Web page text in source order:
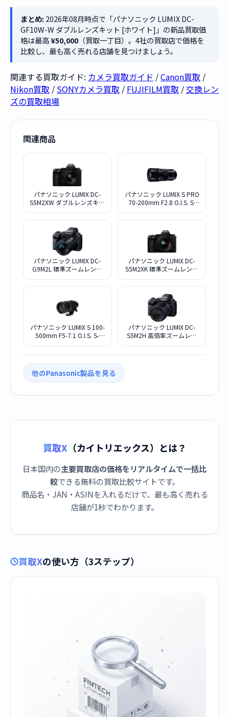
まとめ:2026年08月時点で「パナソニック LUMIX DC-
GF10W-W ダブルレンズキット [ホワイト]」の新品買取価
格は最高¥50,000（買取一丁目）。4社の買取店で価格を
比較し、最も高く売れる店舗を見つけましょう。
関連する買取ガイド: カメラ買取ガイド /Canon買取 /
Nikon買取 / SONYカメラ買取 / FUJIFILM買取 /交換レン
ズの買取相場
関連商品
パナソニック LUMIX DC-
S5M2XW ダブルレンズキッ
パナソニック LUMIX S PRO
70-200mm F2.8 O.I.S. S-
パナソニック LUMIX DC-
G9M2L 標準ズームレンズ
パナソニック LUMIX DC-
S5M2XK 標準ズームレンズ
パナソニック LUMIX S 100-
500mm F5-7.1 O.I.S. S-
パナソニック LUMIX DC-
S5M2H 高倍率ズームレン
他のPanasonic製品を見る
買取X （カイトリエックス）とは？
日本国内の主要買取店の価格をリアルタイムで一括比
較できる無料の買取比較サイトです。
商品名・JAN・ASINを入れるだけで、最も高く売れる
店舗が1秒でわかります。
買取Xの使い方（3ステップ）